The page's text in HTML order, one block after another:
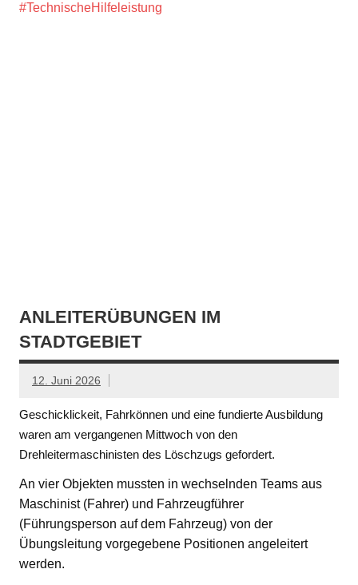
#TechnischeHilfeleistung
ANLEITERÜBUNGEN IM
STADTGEBIET
12. Juni 2026
Geschicklickeit, Fahrkönnen und eine fundierte Ausbildung
waren am vergangenen Mittwoch von den
Drehleitermaschinisten des Löschzugs gefordert.
An vier Objekten mussten in wechselnden Teams aus
Maschinist (Fahrer) und Fahrzeugführer
(Führungsperson auf dem Fahrzeug) von der
Übungsleitung vorgegebene Positionen angeleitert
werden.